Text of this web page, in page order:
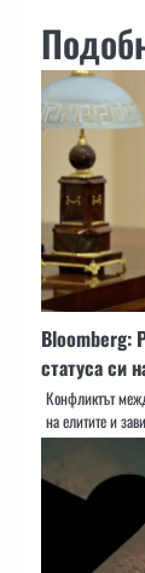
Bloomberg:
статуса си
Конфликтът
на елитите и